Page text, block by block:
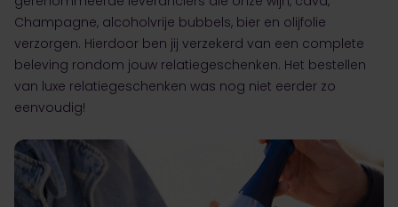
Champagne, alcoholvrije bubbels, bier en olijfolie
verzorgen. Hierdoor ben jij verzekerd van een complete
beleving rondom jouw relatiegeschenken. Het bestellen
van luxe relatiegeschenken was nog niet eerder zo
eenvoudig!